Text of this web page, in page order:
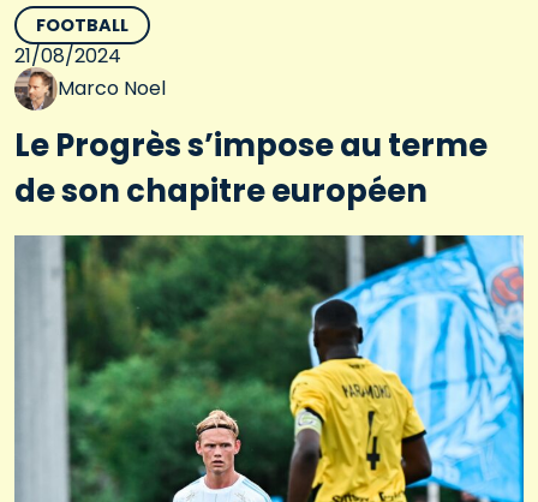
FOOTBALL
21/08/2024
Marco Noel
Le Progrès s’impose au terme
de son chapitre européen